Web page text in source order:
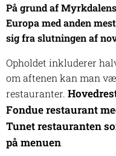
På grund af
Europa med anden
sig fra slutningen af
Opholdet inkluderer
om aftenen kan man
restauranter. H
Fondue restaurant
Tunet restauranten
på menuen.